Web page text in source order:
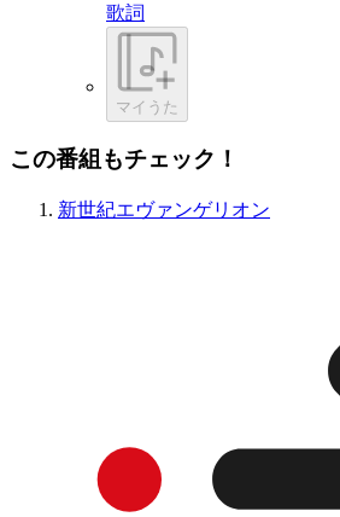
歌詞
マイうた
この番組もチェック！
新世紀エヴァンゲリオン